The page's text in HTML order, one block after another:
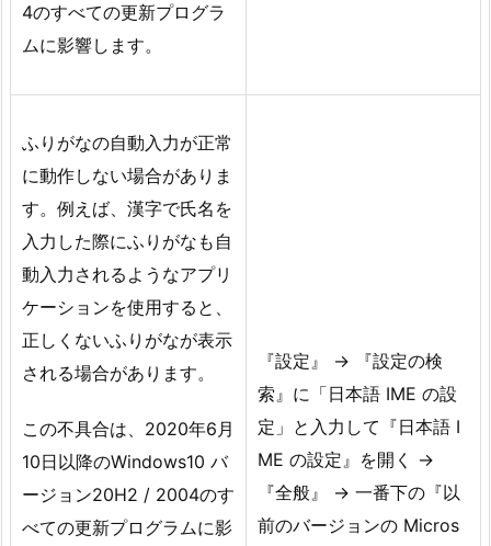
4のすべての更新プログラ
ムに影響します。
ふりがなの自動入力が正常
に動作しない場合がありま
す。例えば、漢字で氏名を
入力した際にふりがなも自
動入力されるようなアプリ
ケーションを使用すると、
正しくないふりがなが表示
される場合があります。
この不具合は、2020年6月
10日以降のWindows10 バ
ージョン20H2 / 2004のす
べての更新プログラムに影
『設定』 → 『設定の検
索』に「日本語 IME の設
定」と入力して『日本語 I
ME の設定』を開く →
『全般』 → 一番下の『以
前のバージョンの Micros